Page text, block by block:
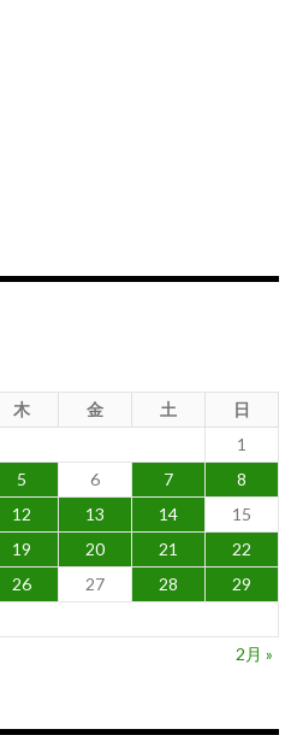
木 金 土
日
1
5 6 7
8
12 13 14
15
19 20 21
22
26 27 28
29
2月 »